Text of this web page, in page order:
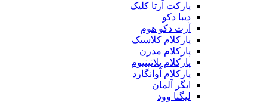
پارکت آرتا کلیک
دیبا دکو
آرت دکو هوم
پارکلام کلاسیک
پارکلام مدرن
پارکلام پلاتینیوم
پارکلام آوانگارد
ایگر آلمان
لیگنا وود